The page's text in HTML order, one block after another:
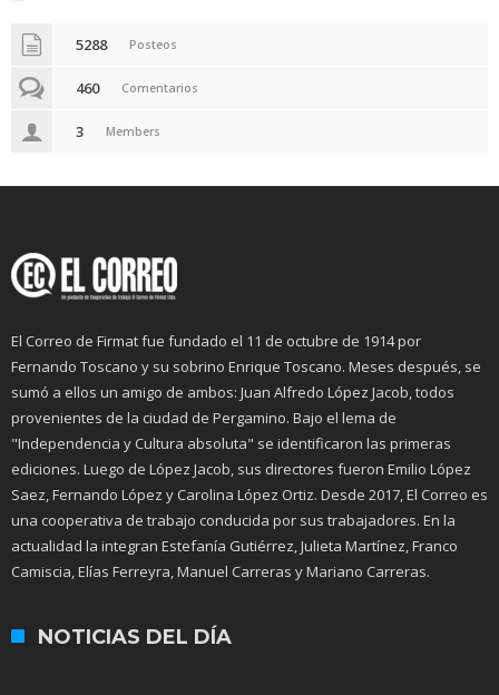
5288 Posteos
460 Comentarios
3 Members
El Correo de Firmat fue fundado el 11 de octubre de 1914 por
Fernando Toscano y su sobrino Enrique Toscano. Meses después, se
sumó a ellos un amigo de ambos: Juan Alfredo López Jacob, todos
provenientes de la ciudad de Pergamino. Bajo el lema de
"Independencia y Cultura absoluta" se identificaron las primeras
ediciones. Luego de López Jacob, sus directores fueron Emilio López
Saez, Fernando López y Carolina López Ortiz. Desde 2017, El Correo es
una cooperativa de trabajo conducida por sus trabajadores. En la
actualidad la integran Estefanía Gutiérrez, Julieta Martínez, Franco
Camiscia, Elías Ferreyra, Manuel Carreras y Mariano Carreras.
NOTICIAS DEL DÍA